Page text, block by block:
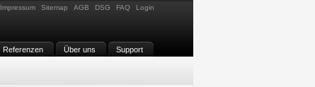
Impressum Sitemap AGB DSG FAQ Login
Referenzen Über uns Support